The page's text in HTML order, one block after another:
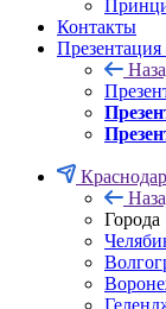
Контакты
Презентация
Краснодар
Города